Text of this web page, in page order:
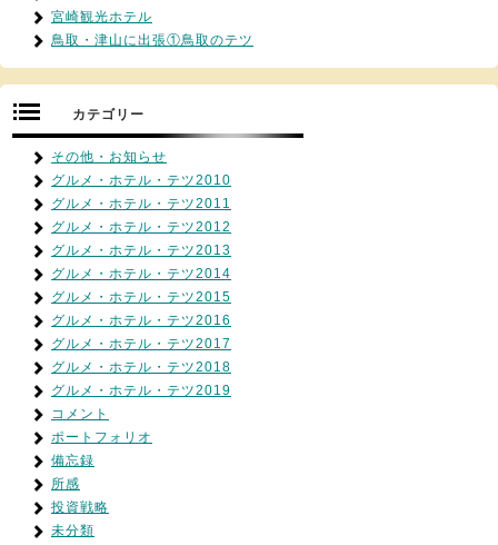
宮崎観光ホテル
鳥取・津山に出張①鳥取のテツ
カテゴリー
その他・お知らせ
グルメ・ホテル・テツ2010
グルメ・ホテル・テツ2011
グルメ・ホテル・テツ2012
グルメ・ホテル・テツ2013
グルメ・ホテル・テツ2014
グルメ・ホテル・テツ2015
グルメ・ホテル・テツ2016
グルメ・ホテル・テツ2017
グルメ・ホテル・テツ2018
グルメ・ホテル・テツ2019
コメント
ポートフォリオ
備忘録
所感
投資戦略
未分類